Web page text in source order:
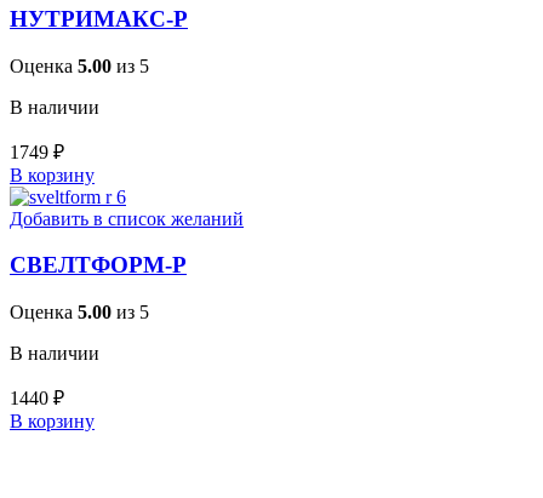
НУТРИМАКС-Р
Оценка 5.00 из 5
В наличии
1749 ₽
В корзину
Добавить в список желаний
СВЕЛТФОРМ-Р
Оценка 5.00 из 5
В наличии
1440 ₽
В корзину